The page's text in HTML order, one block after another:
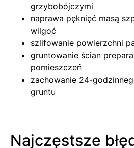
grzybobójczymi
naprawa pęknięć masą
wilgoć
szlifowanie powierzchni
gruntowanie ścian
pomieszczeń
zachowanie 24-
gruntu
Najczęstsze